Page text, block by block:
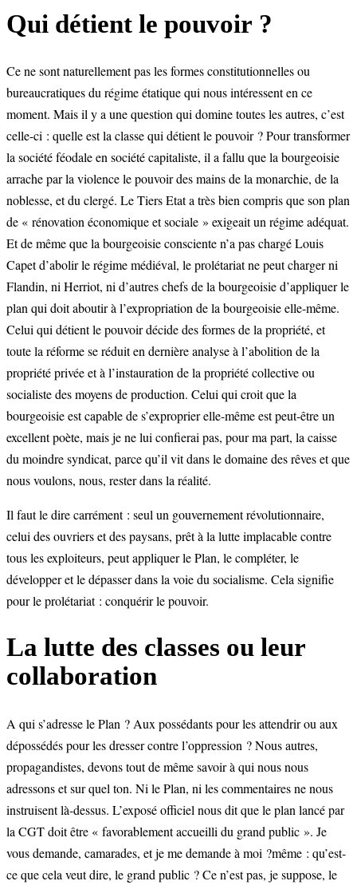
Qui détient le pouvoir ?
Ce ne sont naturellement pas les formes constitutionnelles ou
bureaucratiques du régime étatique qui nous intéressent en ce
moment. Mais il y a une question qui domine toutes les autres, c’est
celle-ci : quelle est la classe qui détient le pouvoir ? Pour transformer
la société féodale en société capitaliste, il a fallu que la bourgeoisie
arrache par la violence le pouvoir des mains de la monarchie, de la
noblesse, et du clergé. Le Tiers Etat a très bien compris que son plan
de « rénovation économique et sociale » exigeait un régime adéquat.
Et de même que la bourgeoisie consciente n’a pas chargé Louis
Capet d’abolir le régime médiéval, le prolétariat ne peut charger ni
Flandin, ni Herriot, ni d’autres chefs de la bourgeoisie d’appliquer le
plan qui doit aboutir à l’expropriation de la bourgeoisie elle-même.
Celui qui détient le pouvoir décide des formes de la propriété, et
toute la réforme se réduit en dernière analyse à l’abolition de la
propriété privée et à l’instauration de la propriété collective ou
socialiste des moyens de production. Celui qui croit que la
bourgeoisie est capable de s’exproprier elle-même est peut-être un
excellent poète, mais je ne lui confierai pas, pour ma part, la caisse
du moindre syndicat, parce qu’il vit dans le domaine des rêves et que
nous voulons, nous, rester dans la réalité.
Il faut le dire carrément : seul un gouvernement révolutionnaire,
celui des ouvriers et des paysans, prêt à la lutte implacable contre
tous les exploiteurs, peut appliquer le Plan, le compléter, le
développer et le dépasser dans la voie du socialisme. Cela signifie
pour le prolétariat : conquérir le pouvoir.
La lutte des classes ou leur
collaboration
A qui s’adresse le Plan ? Aux possédants pour les attendrir ou aux
dépossédés pour les dresser contre l’oppression ? Nous autres,
propagandistes, devons tout de même savoir à qui nous nous
adressons et sur quel ton. Ni le Plan, ni les commentaires ne nous
instruisent là-dessus. L’exposé officiel nous dit que le plan lancé par
la CGT doit être « favorablement accueilli du grand public ». Je
vous demande, camarades, et je me demande à moi ?même : qu’est-
ce que cela veut dire, le grand public ? Ce n’est pas, je suppose, le